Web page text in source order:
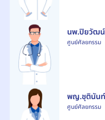
นพ.ปิยวัฒ
ศูนย์ศัลยกรรม
พญ.ชุตินัน
ศูนย์ศัลยกรรม